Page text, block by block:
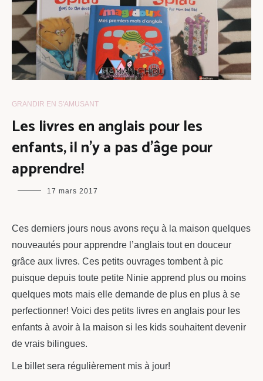
GRANDIR EN S'AMUSANT
Les livres en anglais pour les
enfants, il n’y a pas d’âge pour
apprendre!
maman
17 mars 2017
Ces derniers jours nous avons reçu à la maison quelques
nouveautés pour apprendre l’anglais tout en douceur
grâce aux livres. Ces petits ouvrages tombent à pic
puisque depuis toute petite Ninie apprend plus ou moins
quelques mots mais elle demande de plus en plus à se
perfectionner! Voici des petits livres en anglais pour les
enfants à avoir à la maison si les kids souhaitent devenir
de vrais bilingues.
Le billet sera régulièrement mis à jour!